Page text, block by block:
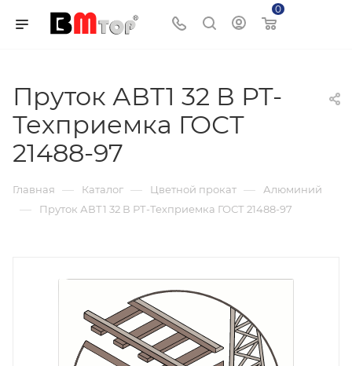
0
Пруток АВТ1 32 В РТ-
Техприемка ГОСТ
21488-97
Главная — Каталог — Цветной прокат — Алюминий
— Пруток АВТ1 32 В РТ-Техприемка ГОСТ 21488-97